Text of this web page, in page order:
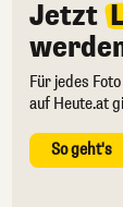
Jetzt
Für jedes
auf Heute.at
So geht's